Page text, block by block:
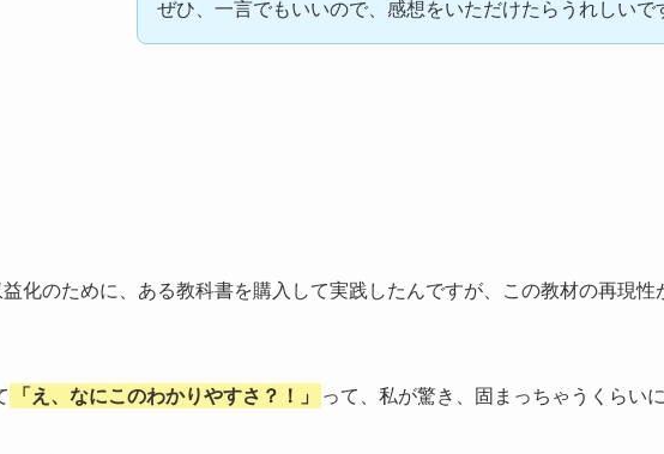
ぜひ、一言でもいいので、感想をいただけたらうれしいで
化のために、ある教科書を購入して実践したんですが、この教材の再現性
「え、なにこのわかりやすさ？！」 って、私が驚き、固まっちゃうくらい